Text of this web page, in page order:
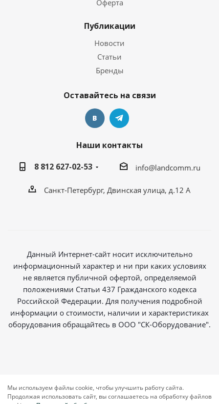
Оферта
Публикации
Новости
Статьи
Бренды
Оставайтесь на связи
Наши контакты
8 812 627-02-53
info@landcomm.ru
Санкт-Петербург, Двинская улица, д.12 А
Данный Интернет-сайт носит исключительно
информационный характер и ни при каких условиях
не является публичной офертой, определяемой
положениями Статьи 437 Гражданского кодекса
Российской Федерации. Для получения подробной
информации о стоимости, наличии и характеристиках
оборудования обращайтесь в ООО "СК-Оборудование".
Мы используем файлы cookie, чтобы улучшить работу сайта.
Продолжая использовать сайт, вы соглашаетесь на обработку файлов